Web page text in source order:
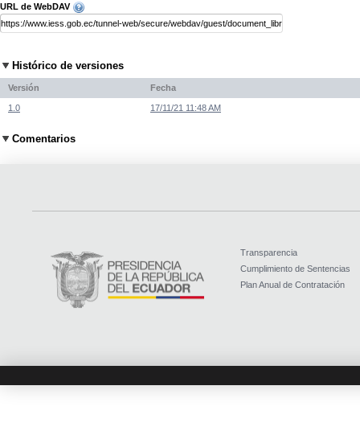
URL de WebDAV
Histórico de versiones
Versión Fecha
1.0 17/11/21 11:48 AM
Comentarios
Transparencia
Cumplimiento de Sentencias
Plan Anual de Contratación